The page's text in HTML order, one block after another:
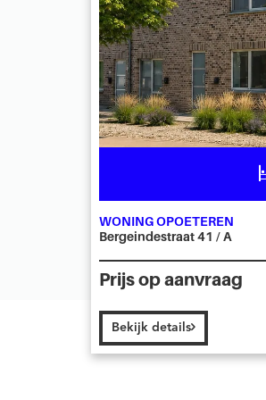
WONING OPOETEREN
Bergeindestraat 41 / A
Prijs op aanvraag
Bekijk details